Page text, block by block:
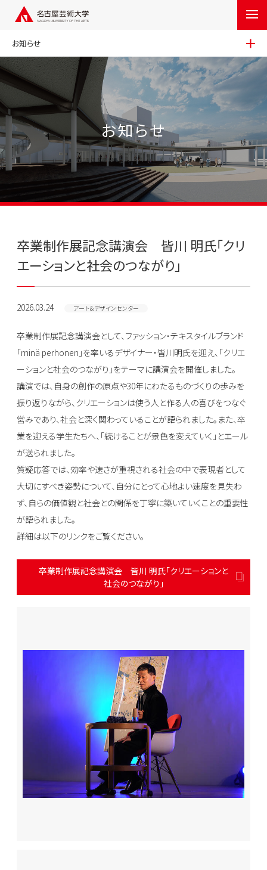
お知らせ
お知らせ
卒業制作展記念講演会 皆川 明氏「クリ
エーションと社会のつながり」
2026.03.24 アート＆デザインセンター
卒業制作展記念講演会として、ファッション・テキスタイルブランド
「minä perhonen」を率いるデザイナー・皆川明氏を迎え、「クリエ
ーションと社会のつながり」をテーマに講演会を開催しました。
講演では、自身の創作の原点や30年にわたるものづくりの歩みを
振り返りながら、クリエーションは使う人と作る人の喜びをつなぐ
営みであり、社会と深く関わっていることが語られました。また、卒
業を迎える学生たちへ、「続けることが景色を変えていく」とエール
が送られました。
質疑応答では、効率や速さが重視される社会の中で表現者として
大切にすべき姿勢について、自分にとって心地よい速度を見失わ
ず、自らの価値観と社会との関係を丁寧に築いていくことの重要性
が語られました。
詳細は以下のリンクをご覧ください。
卒業制作展記念講演会 皆川 明氏「クリエーションと
社会のつながり」